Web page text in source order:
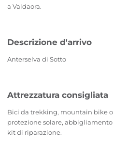
a Valdaora.
Descrizione d'arrivo
Anterselva di Sotto
Attrezzatura consigliata
Bici da trekking, mountain bike o
protezione solare,
kit di riparazione.